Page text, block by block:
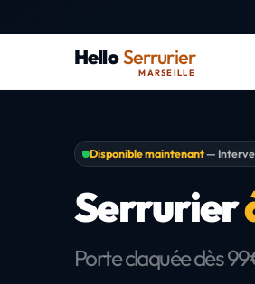
HelloSerrurier
MARSEILLE
Disponible maintenant—
Serrurier
Porte claquée dès